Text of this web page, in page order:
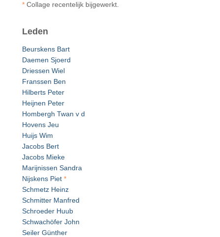
* Collage recentelijk bijgewerkt.
Leden
Beurskens Bart
Daemen Sjoerd
Driessen Wiel
Franssen Ben
Hilberts Peter
Heijnen Peter
Hombergh Twan v d
Hovens Jeu
Huijs Wim
Jacobs Bert
Jacobs Mieke
Marijnissen Sandra
Nijskens Piet *
Schmetz Heinz
Schmitter Manfred
Schroeder Huub
Schwachöfer John
Seiler Günther